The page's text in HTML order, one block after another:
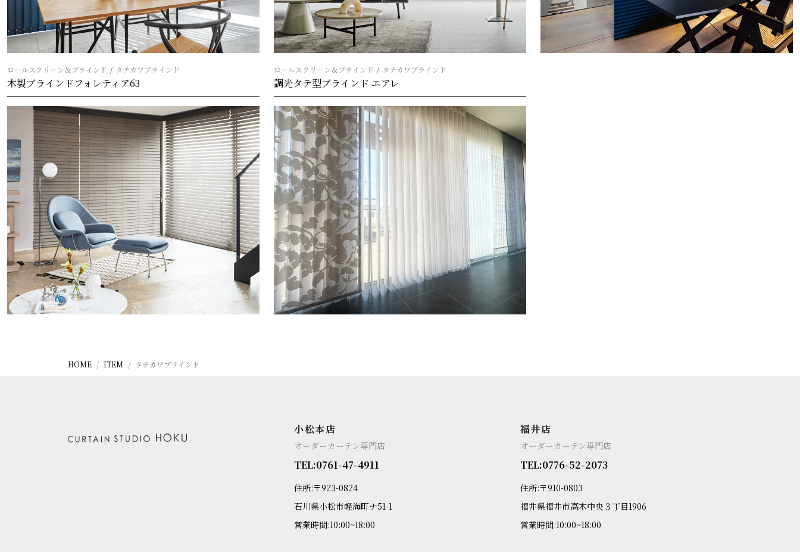
ロールスクリーン＆ブラインド タチカワブラインド
木製ブラインドフォレティア63
ロールスクリーン＆ブラインド タチカワブラインド
調光タテ型ブラインド エアレ
HOME ITEM タチカワブラインド
小松本店
オーダーカーテン専門店
TEL:0761-47-4911
住所:〒923-0824
石川県小松市軽海町ナ51-1
営業時間:10:00~18:00
福井店
オーダーカーテン専門店
TEL:0776-52-2073
住所:〒910-0803
福井県福井市高木中央３丁目1906
営業時間:10:00~18:00